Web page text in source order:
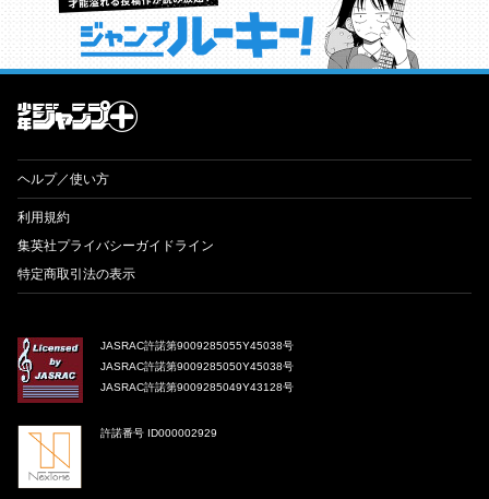
才能溢れる投稿作が読み放題！ ジャンプルーキー！
ヘルプ／使い方
利用規約
集英社プライバシーガイドライン
特定商取引法の表示
JASRAC許諾第9009285055Y45038号
JASRAC許諾第9009285050Y45038号
JASRAC許諾第9009285049Y43128号
許諾番号 ID000002929